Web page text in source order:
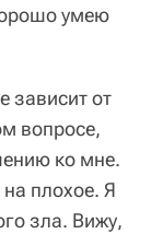
умею
зависит от
вопросе,
ко мне.
плохое. Я
зла. Вижу,